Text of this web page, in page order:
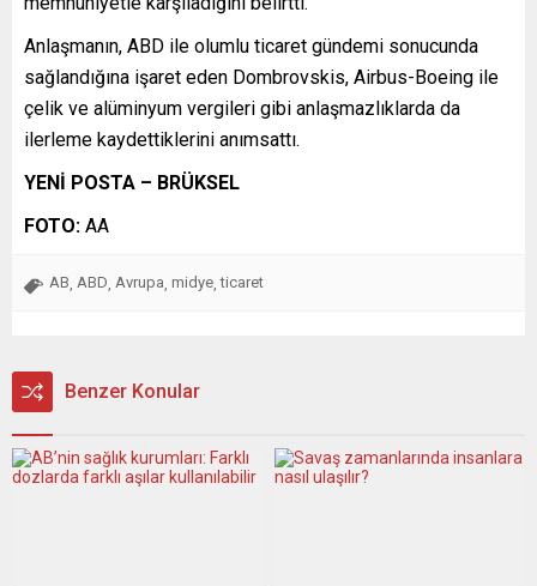
Anlaşmanın, ABD ile olumlu ticaret gündemi sonucunda
sağlandığına işaret eden Dombrovskis, Airbus-Boeing ile
çelik ve alüminyum vergileri gibi anlaşmazlıklarda da
ilerleme kaydettiklerini anımsattı.
YENİ POSTA – BRÜKSEL
FOTO: AA
AB ABD Avrupa midye ,ticaret
Benzer Konular